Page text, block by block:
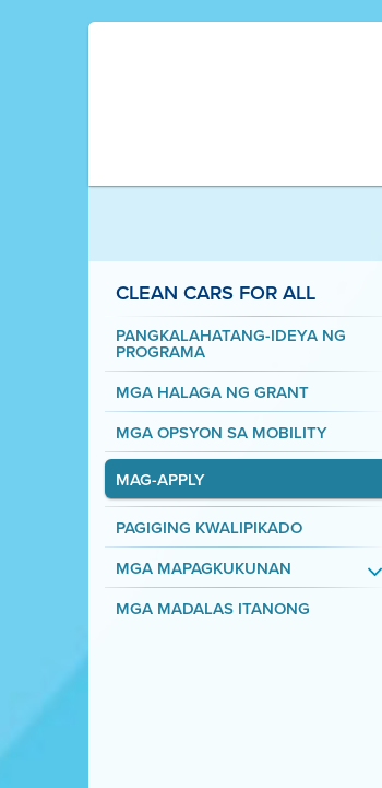
CLEAN CARS FOR ALL
PANGKALAHATANG-IDEYA NG
PROGRAMA
MGA HALAGA NG GRANT
MGA OPSYON SA MOBILITY
MAG-APPLY
PAGIGING KWALIPIKADO
MGA MAPAGKUKUNAN
MGA MADALAS ITANONG